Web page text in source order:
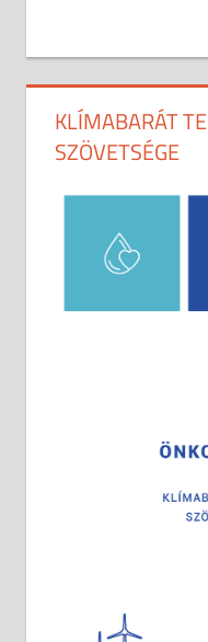
KLÍMABARÁT
SZÖVETSÉGE